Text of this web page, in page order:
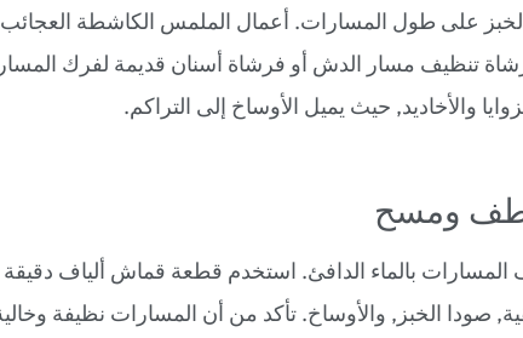
على طول المسارات. أعمال الملمس الكاشطة العجائب
تنظيف مسار الدش أو فرشاة أسنان قديمة لفرك
والأخاديد, حيث يميل الأوساخ إلى التراكم.
بالماء الدافئ. استخدم قطعة قماش ألياف
صودا الخبز, والأوساخ. تأكد من أن المسارات نظيفة